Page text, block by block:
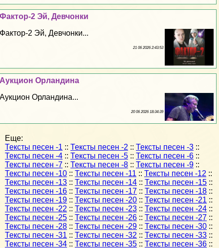
Фактор-2 Эй, Девчонки
Фактор-2 Эй, Девчонки...
21 06 2026 2:43:53
Аукцион Орландина
Аукцион Орландина...
20 06 2026 18:34:39
Еще:
Тексты песен -1 :: Тексты песен -2 :: Тексты песен -3 ::
Тексты песен -4 :: Тексты песен -5 :: Тексты песен -6 ::
Тексты песен -7 :: Тексты песен -8 :: Тексты песен -9 ::
Тексты песен -10 :: Тексты песен -11 :: Тексты песен -12 ::
Тексты песен -13 :: Тексты песен -14 :: Тексты песен -15 ::
Тексты песен -16 :: Тексты песен -17 :: Тексты песен -18 ::
Тексты песен -19 :: Тексты песен -20 :: Тексты песен -21 ::
Тексты песен -22 :: Тексты песен -23 :: Тексты песен -24 ::
Тексты песен -25 :: Тексты песен -26 :: Тексты песен -27 ::
Тексты песен -28 :: Тексты песен -29 :: Тексты песен -30 ::
Тексты песен -31 :: Тексты песен -32 :: Тексты песен -33 ::
Тексты песен -34 :: Тексты песен -35 :: Тексты песен -36 ::